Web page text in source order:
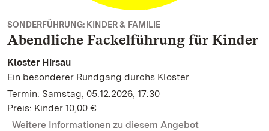
SONDERFÜHRUNG: KINDER & FAMILIE
Abendliche Fackelführung für Kinder
Kloster Hirsau
Ein besonderer Rundgang durchs Kloster
Termin: Samstag, 05.12.2026, 17:30
Preis: Kinder 10,00 €
Weitere Informationen zu diesem Angebot